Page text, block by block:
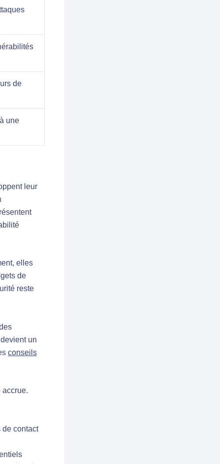
de
une
leur
elles
de
reste
un
conseils
accrue.
de contact